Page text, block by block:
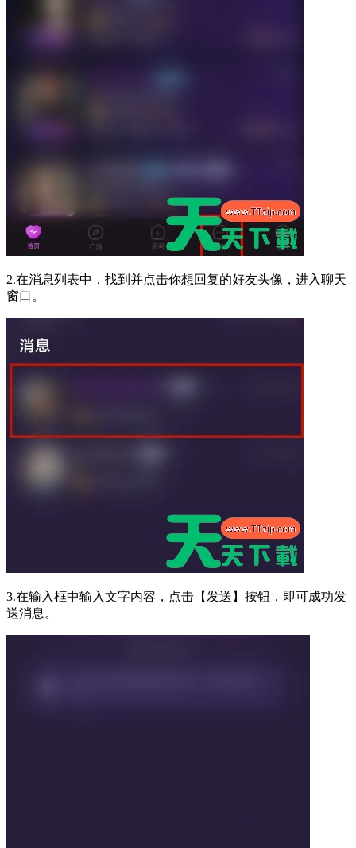
2.在消息列表中，找到并点击你想回复的好友头像，进入聊天
窗口。
3.在输入框中输入文字内容，点击【发送】按钮，即可成功发
送消息。